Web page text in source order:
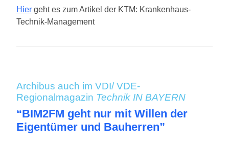
Hier geht es zum Artikel der KTM: Krankenhaus-
Technik-Management
Archibus auch im VDI/ VDE-
Regionalmagazin Technik IN BAYERN
“BIM2FM geht nur mit Willen der
Eigentümer und Bauherren”